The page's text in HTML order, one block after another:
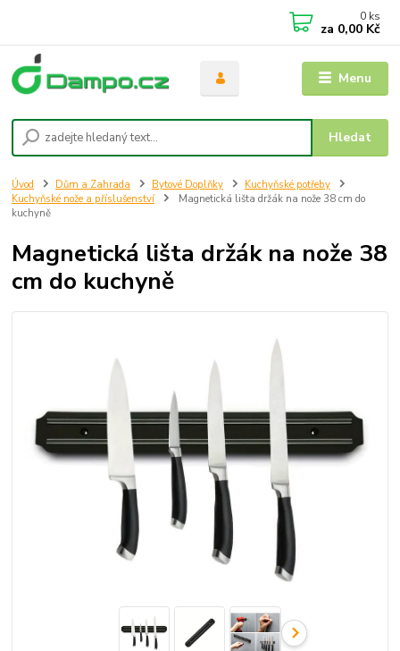
Menu
Hledat
0 ks
za 0,00 Kč
Úvod Dům a Zahrada Bytové Doplňky
Kuchyňské potřeby
Kuchyňské nože a příslušenství
Magnetická lišta držák na nože 38 cm do
kuchyně
Magnetická lišta držák na nože 38
cm do kuchyně